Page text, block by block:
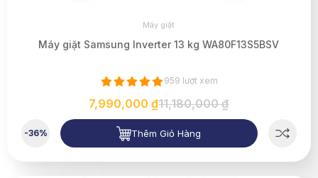
Máy giặt
Máy giặt Samsung Inverter 13 kg WA80F13S5BSV
959 lượt xem
7,990,000 ₫11,180,000 ₫
-36% Thêm Giỏ Hàng